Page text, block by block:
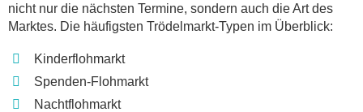
nicht nur die nächsten Termine, sondern auch die Art des
Marktes. Die häufigsten Trödelmarkt-Typen im Überblick:
Kinderflohmarkt
Spenden-Flohmarkt
Nachtflohmarkt